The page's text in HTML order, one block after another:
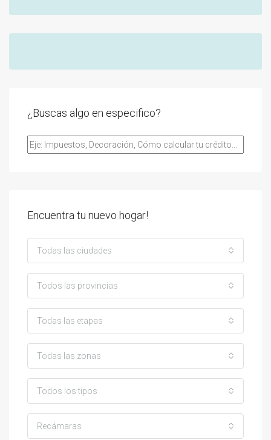
¿Buscas algo en especifico?
Encuentra tu nuevo hogar!
Todas las ciudades
Todos las provincias
Todas las etapas
Todas las zonas
Todos los tipos
Recámaras